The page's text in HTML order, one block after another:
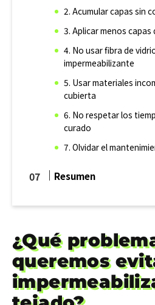
2. Acumular capas sin
3. Aplicar menos capas
4. No usar fibra de
impermeabilizante
5. Usar materiales
cubierta
6. No respetar los
curado
7. Olvidar el
Resumen
¿Qué
queremos